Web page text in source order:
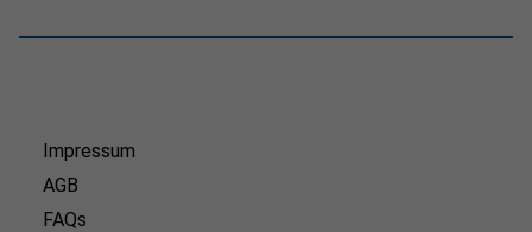
Impressum
AGB
FAQs